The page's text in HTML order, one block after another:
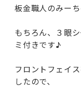
板金職人のみー
もちろん、３眼
ミ付きです♪
フロントフェイ
したので、